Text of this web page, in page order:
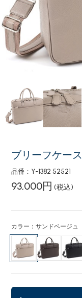
ブリーフケース
品番：Y-1382 52521
93,000円 (税込)
カラー：サンドベージュ